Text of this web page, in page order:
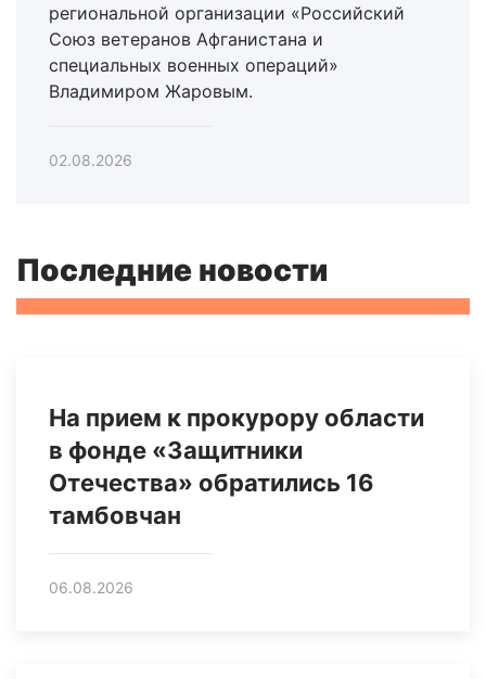
региональной организации «Российский
Союз ветеранов Афганистана и
специальных военных операций»
Владимиром Жаровым.
02.08.2026
Последние новости
На прием к прокурору области
в фонде «Защитники
Отечества» обратились 16
тамбовчан
06.08.2026